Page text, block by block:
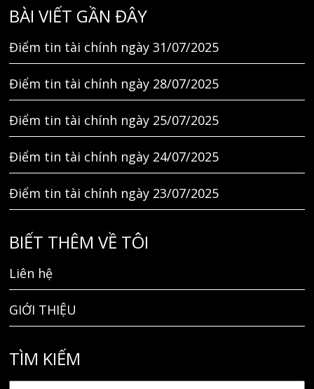
BÀI VIẾT GẦN ĐÂY
Điểm tin tài chính ngày 31/07/2025
Điểm tin tài chính ngày 28/07/2025
Điểm tin tài chính ngày 25/07/2025
Điểm tin tài chính ngày 24/07/2025
Điểm tin tài chính ngày 23/07/2025
BIẾT THÊM VỀ TÔI
Liên hệ
GIỚI THIỆU
TÌM KIẾM